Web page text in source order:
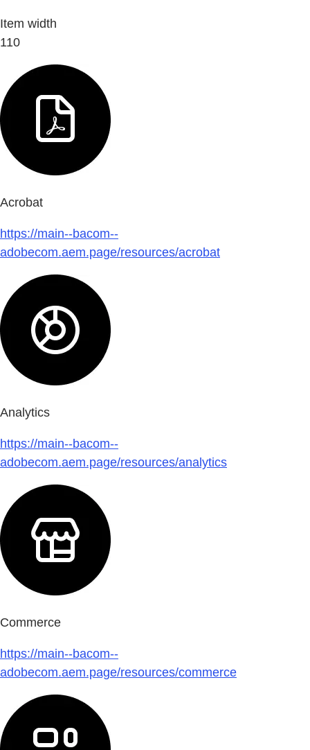
Item width
110
Acrobat
https://main--bacom--
adobecom.aem.page/resources/acrobat
Analytics
https://main--bacom--
adobecom.aem.page/resources/analytics
Commerce
https://main--bacom--
adobecom.aem.page/resources/commerce